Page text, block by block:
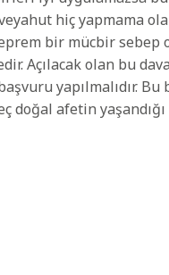
hiç yapmama
bir mücbir
Açılacak olan bu dava
yapılmalıdır. Bu
afetin